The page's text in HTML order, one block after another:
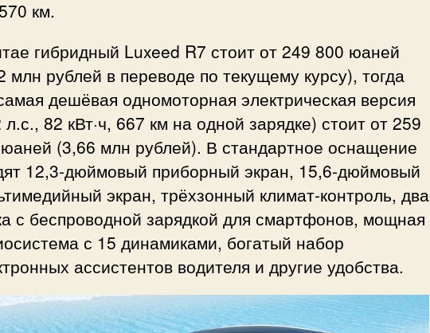
км.
гибридный Luxeed R7 стоит от 249 800 юаней
млн рублей в переводе по текущему курсу), тогда
дешёвая одномоторная электрическая версия
л.с., 82 кВт·ч, 667 км на одной зарядке) стоит от 259
(3,66 млн рублей). В стандартное оснащение
12,3-дюймовый приборный экран, 15,6-дюймовый
экран, трёхзонный климат-контроль, два
с беспроводной зарядкой для смартфонов, мощная
с 15 динамиками, богатый набор
ассистентов водителя и другие удобства.